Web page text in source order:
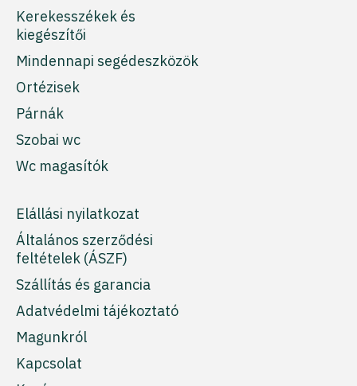
Kerekesszékek és
kiegészítői
Mindennapi segédeszközök
Ortézisek
Párnák
Szobai wc
Wc magasítók
Elállási nyilatkozat
Általános szerződési
feltételek (ÁSZF)
Szállítás és garancia
Adatvédelmi tájékoztató
Magunkról
Kapcsolat